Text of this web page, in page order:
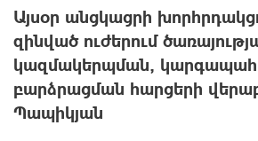
Այսօր անցկացրի
զինված ուժերում
կազմակերպման,
բարձրացման հարցերի
Պապիկյան